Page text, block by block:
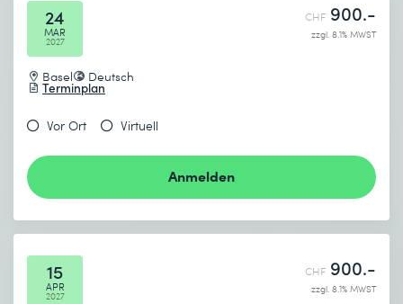
24
MAR
2027
Basel Deutsch
Terminplan
CHF 900.-
zzgl. 8.1% MWST
Vor Ort Virtuell
Anmelden
15
APR
2027
CHF 900.-
zzgl. 8.1% MWST